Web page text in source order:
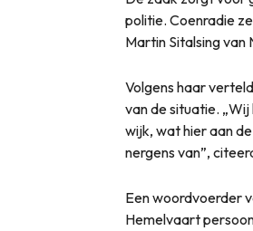
politie. Coenradie
Martin Sitalsing
Volgens haar
van de situatie.
wijk, wat hier aan
nergens van”,
Een woordvoerder
Hemelvaart